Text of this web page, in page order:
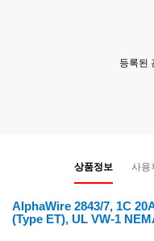
등록된
상품정보 사용
AlphaWire 2843/7, 1C
(Type ET), UL VW-1